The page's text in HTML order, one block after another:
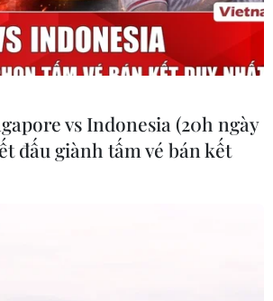
vs Indonesia (20h ngày
đấu giành tấm vé bán kết